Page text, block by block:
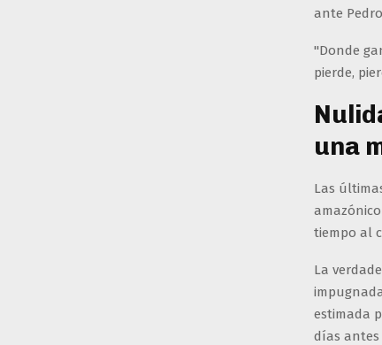
ante
"Donde
pierde,
una
Las
tiempo al
La
estimada
días antes